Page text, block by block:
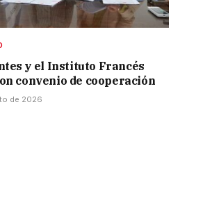
y el Instituto Francés
convenio de cooperación
de 2026